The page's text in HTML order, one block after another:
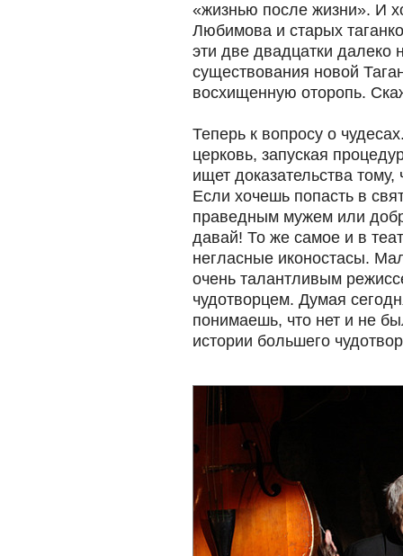
«жизнью после жизни». И
Любимова и старых
эти две двадцатки далеко
существования новой
восхищенную оторопь.
Теперь к вопросу о
церковь, запуская
ищет доказательства тому,
Если хочешь попасть в
праведным мужем или
давай! То же самое и в
негласные иконостасы.
очень талантливым
чудотворцем. Думая
понимаешь, что нет и не
истории большего